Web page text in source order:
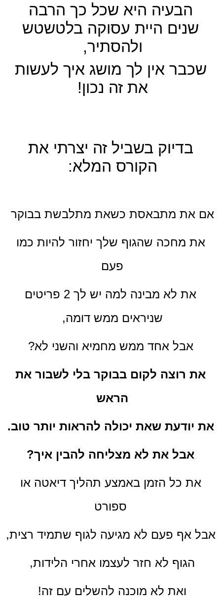
הבעיה היא שכל כך הרבה
שנים היית עסוקה בלטשטש
ולהסתיר,
שכבר אין לך מושג איך לעשות
את זה נכון!
בדיוק בשביל זה יצרתי את
הקורס המלא:
אם את מתבאסת כשאת מתלבשת בבוקר
את מחכה שהגוף שלך יחזור להיות כמו
פעם
את לא מבינה למה יש לך 2 פריטים
שניראים ממש דומה,
אבל אחד ממש מחמיא והשני לא?
את רוצה לקום בבוקר בלי לשבור את
הראש
את יודעת שאת יכולה להראות יותר טוב.
אבל את לא מצליחה להבין איך?
את כל הזמן באמצע תהליך דיאטה או
ספורט
אבל אף פעם לא מגיעה לגוף שתמיד רצית,
הגוף לא חזר לעצמו אחרי הלידות,
ואת לא מוכנה להשלים עם זה!